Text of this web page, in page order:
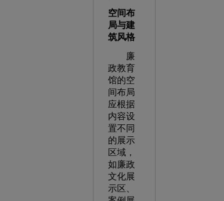
空间布
局与建
筑风格
廉
政教育
馆的空
间布局
应根据
内容设
置不同
的展示
区域，
如廉政
文化展
示区、